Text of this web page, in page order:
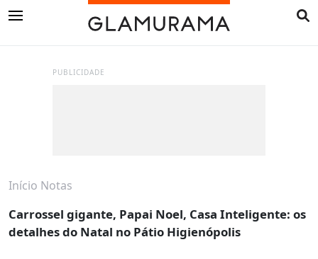
PUBLICIDADE
Início Notas
Carrossel gigante, Papai Noel, Casa Inteligente: os
detalhes do Natal no Pátio Higienópolis